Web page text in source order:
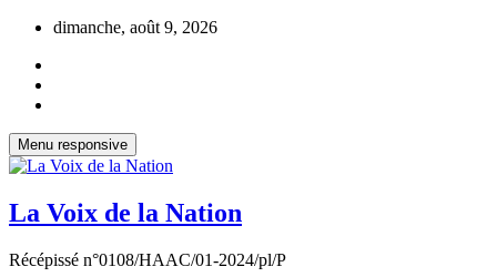
Aller
contenu
dimanche, août 9, 2026
Menu responsive
La Voix de la Nation
Récépissé n°0108/HAAC/01-2024/pl/P